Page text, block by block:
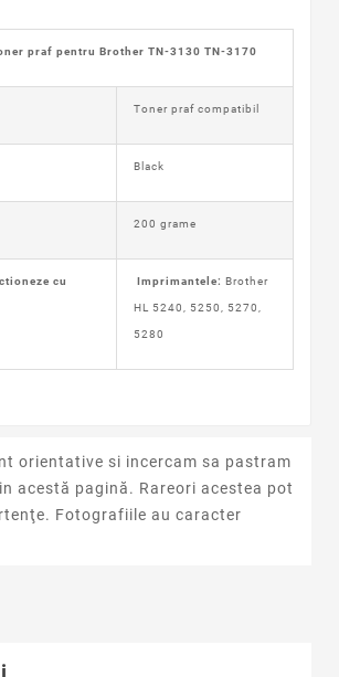
praf pentru Brother TN-3130 TN-3170
Toner praf compatibil
Black
200 grame
cu Imprimantele: Brother
HL 5240, 5250, 5270,
5280
orientative si incercam sa pastram
acestă pagină. Rareori acestea pot
Fotografiile au caracter